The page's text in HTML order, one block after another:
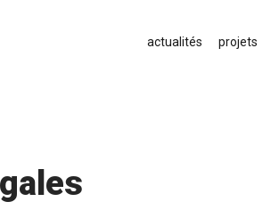
actualités projets